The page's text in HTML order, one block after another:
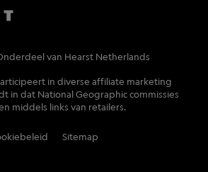
van Hearst Netherlands
in diverse affiliate marketing
in dat National Geographic commissies
middels links van retailers.
Sitemap